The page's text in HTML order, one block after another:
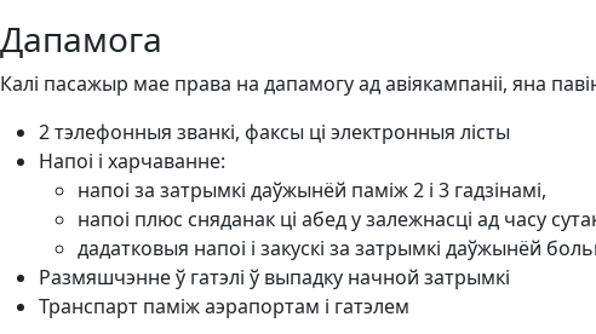
Дапамога
Калі пасажыр мае права на дапамогу ад авіякампаніі, яна
2 тэлефонныя званкі, факсы ці электронныя лісты
Напоі і харчаванне:
напоі за затрымкі даўжынёй паміж 2 і 3 гадзінамі,
напоі плюс сняданак ці абед у залежнасці ад часу
дадатковыя напоі і закускі за затрымкі даўжынёй
Размяшчэнне ў гатэлі ў выпадку начной затрымкі
Транспарт паміж аэрапортам і гатэлем